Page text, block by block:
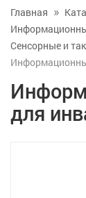
Главная
Сенсорные и
для